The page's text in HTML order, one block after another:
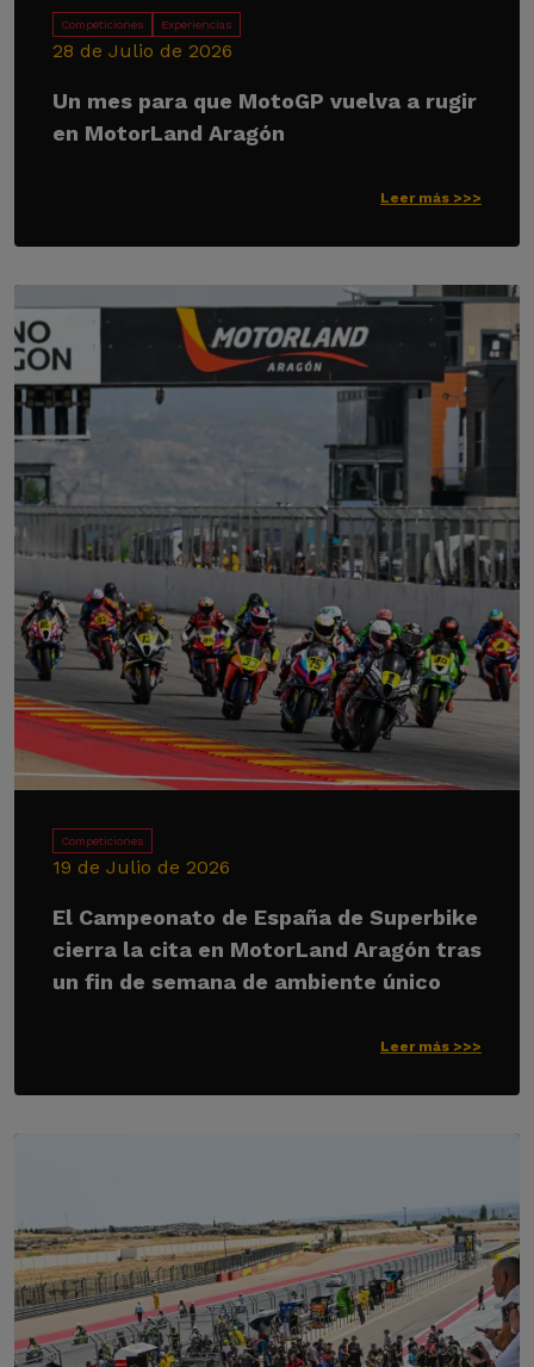
Competiciones Experiencias
28 de Julio de 2026
Un mes para que MotoGP vuelva a rugir
en MotorLand Aragón
Leer más >>>
Competiciones
19 de Julio de 2026
El Campeonato de España de Superbike
cierra la cita en MotorLand Aragón tras
un fin de semana de ambiente único
Leer más >>>